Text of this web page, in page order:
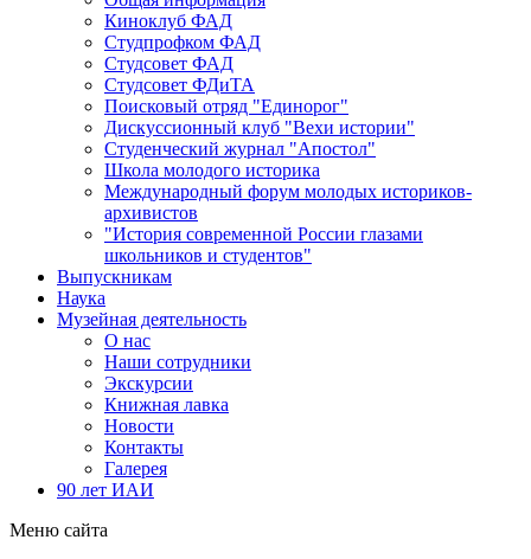
Киноклуб ФАД
Студпрофком ФАД
Студсовет ФАД
Студсовет ФДиТА
Поисковый отряд "Единорог"
Дискуссионный клуб "Вехи истории"
Студенческий журнал "Апостол"
Школа молодого историка
Международный форум молодых историков-
архивистов
"История современной России глазами
школьников и студентов"
Выпускникам
Наука
Музейная деятельность
О нас
Наши сотрудники
Экскурсии
Книжная лавка
Новости
Контакты
Галерея
90 лет ИАИ
Меню сайта